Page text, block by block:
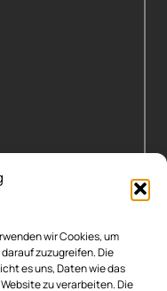
wir Cookies, um
zuzugreifen. Die
es uns, Daten wie das
zu verarbeiten. Die